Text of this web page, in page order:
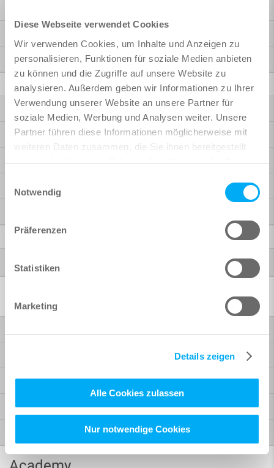
Diese Webseite verwendet Cookies
Wir verwenden Cookies, um Inhalte und Anzeigen zu
personalisieren, Funktionen für soziale Medien anbieten
zu können und die Zugriffe auf unsere Website zu
analysieren. Außerdem geben wir Informationen zu Ihrer
Verwendung unserer Website an unsere Partner für
soziale Medien, Werbung und Analysen weiter. Unsere
Partner führen diese Informationen möglicherweise mit
weiteren Daten zusammen, die Sie ihnen bereitgestellt
haben oder die sie im Rahmen Ihrer Nutzung der Dienste
Notwendig
Präferenzen
Statistiken
Marketing
Details zeigen
Alle Cookies zulassen
Nur notwendige Cookies
More Possibilities
BIM / CAD
Bridge + Infrastructure Modeler
Reinforcement
Further Products
Autodesk
BIM workflow
Design, formwork and reinforcement planning
Support and service